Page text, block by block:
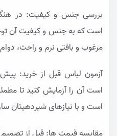
بررسی جنس و کیفیت: در
است که به جنس و کیفیت آن
مرغوب و بافتی نرم و راحت،
آزمون لباس قبل از خرید:
است آن را آزمایش کنید تا
است و با نیازهای شیردهیتان